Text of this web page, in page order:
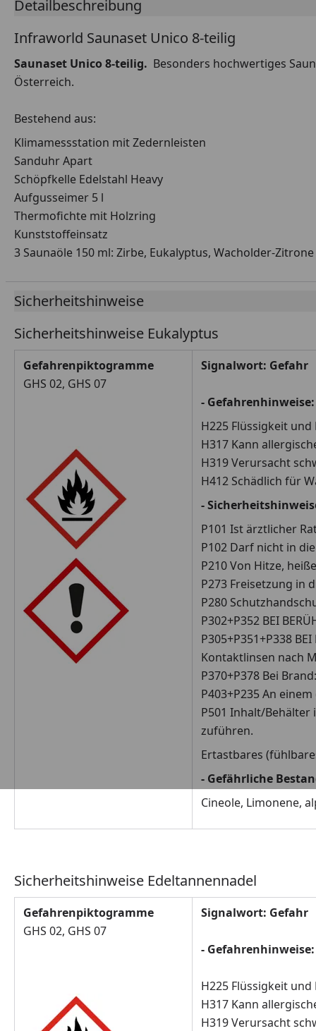
Detailbeschreibung
Infraworld Saunaset Unico 8-teilig
Saunaset Unico 8-teilig. Besonders hochwertiges
Österreich.
Bestehend aus:
Klimamessstation mit Zedernleisten
Sanduhr Apart
Schöpfkelle Edelstahl Heavy
Aufgusseimer 5 l
Thermofichte mit Holzring
Kunststoffeinsatz
3 Saunaöle 150 ml: Zirbe, Eukalyptus, Wacholder-Zitrone
Sicherheitshinweise
Sicherheitshinweise Eukalyptus
Gefahrenpiktogramme
GHS 02, GHS 07
Signalwort: Gefahr
- Gefahrenhinweise:
H225 Flüssigkeit
H317 Kann
H319 Verursacht
H412 Schädlich für
-
P101 Ist ärztlicher
P102 Darf nicht in
P210 Von Hitze,
P273 Freisetzung in
P280
P302+P352 BEI
P305+P351+P338
Kontaktlinsen nach
P370+P378 Bei
P403+P235 An
P501 Inhalt/
zuführen.
Ertastbares
- Gefährliche
Cineole, Limonene,
Sicherheitshinweise Edeltannennadel
Gefahrenpiktogramme
GHS 02, GHS 07
Signalwort: Gefahr
- Gefahrenhinweise:
H225 Flüssigkeit
H317 Kann
H319 Verursacht